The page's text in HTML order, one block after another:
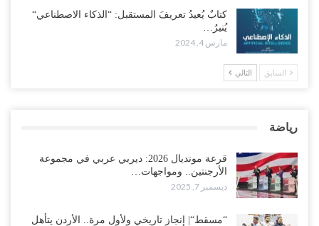
كتابٌ يُعيدُ تعريفَ المستقبل: “الذكاء الاصطناعي“
يُنيرُ…
مارس 4, 2024
السابق التالي
رياضة
قرعة مونديال 2026: ديربي عربي في مجموعة
الأرجنتين.. ومواجهات…
ديسمبر 7, 2025
“مسقط“| إنجاز تاريخي ولأول مرة.. الأردن يتأهل